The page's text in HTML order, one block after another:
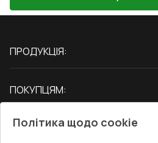
ПРОДУКЦІЯ:
Двері
ПОКУПЦЯМ:
СЕРВІС ТА ОБЛУГОВУВАННЯ:
Політика щодо cookie